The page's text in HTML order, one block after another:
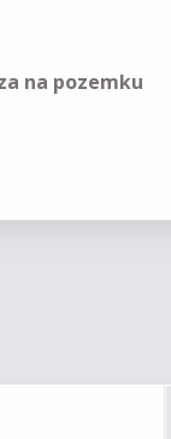
na pozemku